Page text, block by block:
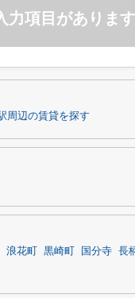
力項目があります
周辺の賃貸を探す
浪花町 黒崎町 国分寺 長